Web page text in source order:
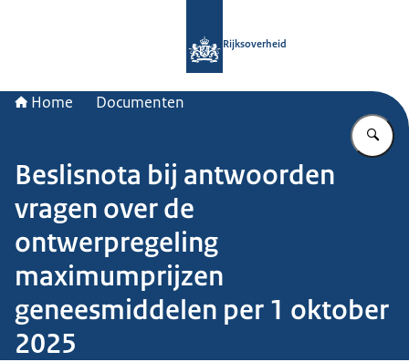
Rijksoverheid
Home Documenten
Beslisnota bij antwoorden
vragen over de
ontwerpregeling
maximumprijzen
geneesmiddelen per 1 oktober
2025